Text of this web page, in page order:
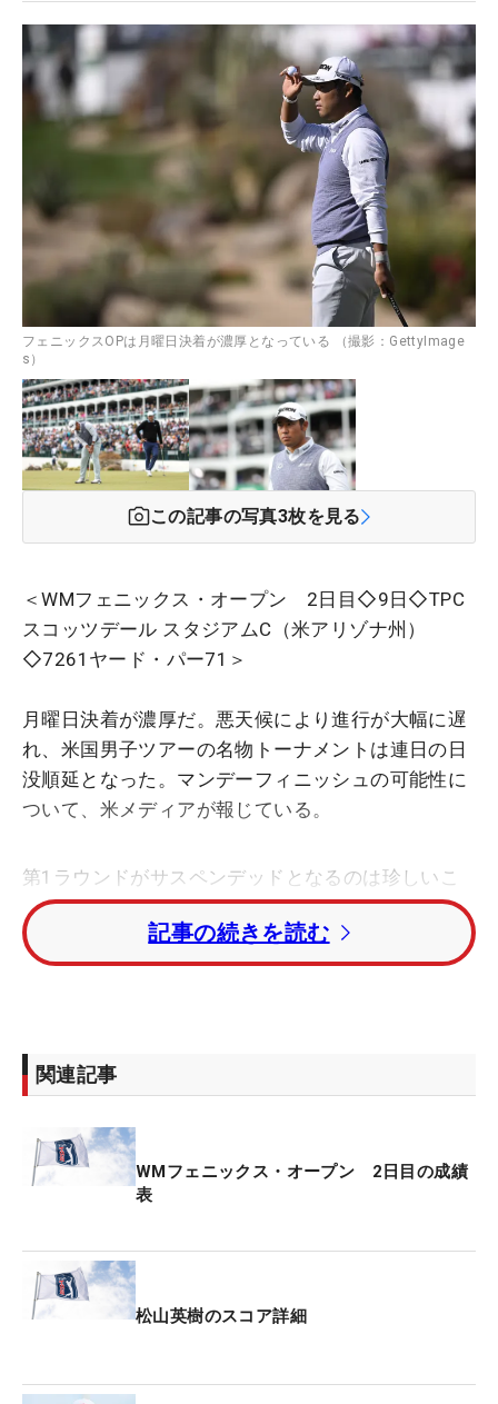
フェニックスOPは月曜日決着が濃厚となっている （撮影：GettyImage
s）
この記事の写真3枚を見る
＜WMフェニックス・オープン 2日目◇9日◇TPC
スコッツデール スタジアムC（米アリゾナ州）
◇7261ヤード・パー71＞
月曜日決着が濃厚だ。悪天候により進行が大幅に遅
れ、米国男子ツアーの名物トーナメントは連日の日
没順延となった。マンデーフィニッシュの可能性に
ついて、米メディアが報じている。
第1ラウンドがサスペンデッドとなるのは珍しいこ
とではない。2023年は今年と同じく霜の影響で順
延。過去5年間では悪天候や日没の影響で、競技が2
日目にずれ込んだことは3度もある。ただ、今年は
TPCスコッツデールのゴルフコース・オペレーショ
「我々は常にプランA、B、Cを持っている。非常に
タフな仕事になるが、約100人の従業員とともに調
整する」と話すが、「なかなかタイミングが合わな
ョンの調整に四苦八苦している。
ツアーの気象予報士を務めるカイル・コバル氏は
最も軟らかく、最も湿っている。これ以上の雨は耐
記事の続きを読む
関連記事
WMフェニックス・オープン 2日目の成績
表
松山英樹のスコア詳細